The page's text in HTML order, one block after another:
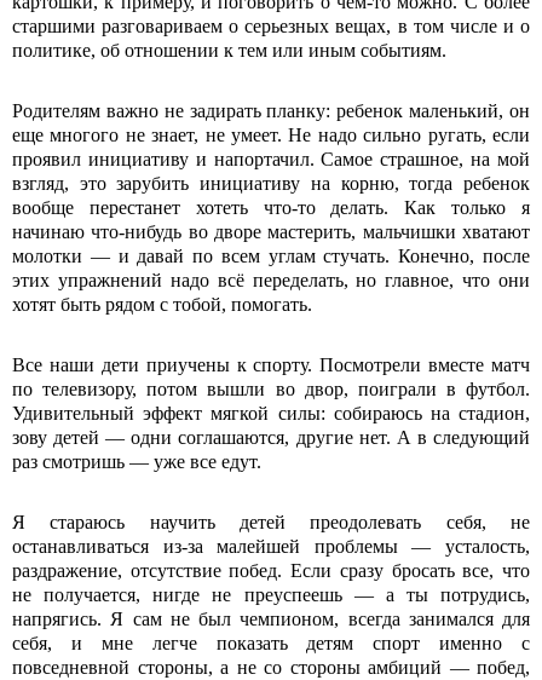
старшими разговариваем о серьезных вещах, в том числе и о
политике, об отношении к тем или иным событиям.
Родителям важно не задирать планку: ребенок маленький, он
еще многого не знает, не умеет. Не надо сильно ругать, если
проявил инициативу и напортачил. Самое страшное, на мой
взгляд, это зарубить инициативу на корню, тогда ребенок
вообще перестанет хотеть что-то делать. Как только я
начинаю что-нибудь во дворе мастерить, мальчишки хватают
молотки — и давай по всем углам стучать. Конечно, после
этих упражнений надо всё переделать, но главное, что они
хотят быть рядом с тобой, помогать.
Все наши дети приучены к спорту. Посмотрели вместе матч
по телевизору, потом вышли во двор, поиграли в футбол.
Удивительный эффект мягкой силы: собираюсь на стадион,
зову детей — одни соглашаются, другие нет. А в следующий
раз смотришь — уже все едут.
Я стараюсь научить детей преодолевать себя, не
останавливаться из-за малейшей проблемы — усталость,
раздражение, отсутствие побед. Если сразу бросать все, что
не получается, нигде не преуспеешь — а ты потрудись,
напрягись. Я сам не был чемпионом, всегда занимался для
себя, и мне легче показать детям спорт именно с
повседневной стороны, а не со стороны амбиций — побед,